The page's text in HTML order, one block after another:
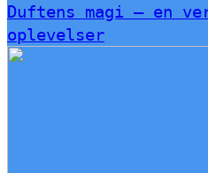
Duftens magi – en
oplevelser